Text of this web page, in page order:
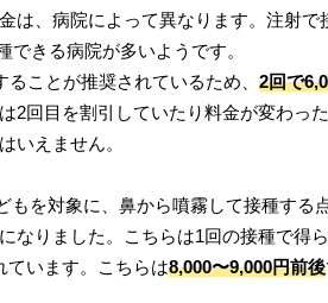
は、病院によって異なります。注射
できる病院が多いようです。
ことが推奨されているため、 2回で
2回目を割引していたり料金が変わっ
いえません。
もを対象に、鼻から噴霧して接種する
なりました。こちらは1回の接種で得
ています。こちらは8,000〜9,000円前後